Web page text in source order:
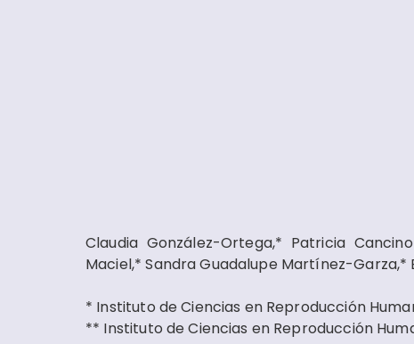
Claudia González-Ortega,* Patricia
Maciel,* Sandra Guadalupe Martínez-
* Instituto de Ciencias en Reproducción
** Instituto de Ciencias en Reproducción